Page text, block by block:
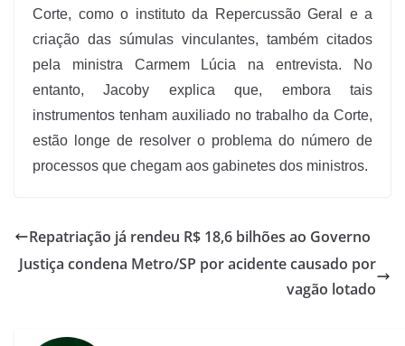
Corte, como o instituto da Repercussão Geral e a
criação das súmulas vinculantes, também citados
pela ministra Carmem Lúcia na entrevista. No
entanto, Jacoby explica que, embora tais
instrumentos tenham auxiliado no trabalho da Corte,
estão longe de resolver o problema do número de
processos que chegam aos gabinetes dos ministros.
Repatriação já rendeu R$ 18,6 bilhões ao Governo
Justiça condena Metro/SP por acidente causado por
vagão lotado